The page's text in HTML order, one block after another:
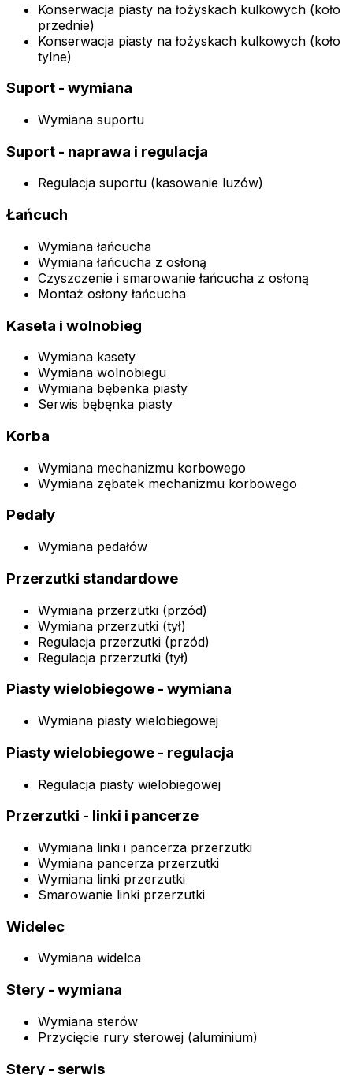
Konserwacja piasty na łożyskach kulkowych (koło
przednie)
Konserwacja piasty na łożyskach kulkowych (koło
tylne)
Suport - wymiana
Wymiana suportu
Suport - naprawa i regulacja
Regulacja suportu (kasowanie luzów)
Łańcuch
Wymiana łańcucha
Wymiana łańcucha z osłoną
Czyszczenie i smarowanie łańcucha z osłoną
Montaż osłony łańcucha
Kaseta i wolnobieg
Wymiana kasety
Wymiana wolnobiegu
Wymiana bębenka piasty
Serwis bębęnka piasty
Korba
Wymiana mechanizmu korbowego
Wymiana zębatek mechanizmu korbowego
Pedały
Wymiana pedałów
Przerzutki standardowe
Wymiana przerzutki (przód)
Wymiana przerzutki (tył)
Regulacja przerzutki (przód)
Regulacja przerzutki (tył)
Piasty wielobiegowe - wymiana
Wymiana piasty wielobiegowej
Piasty wielobiegowe - regulacja
Regulacja piasty wielobiegowej
Przerzutki - linki i pancerze
Wymiana linki i pancerza przerzutki
Wymiana pancerza przerzutki
Wymiana linki przerzutki
Smarowanie linki przerzutki
Widelec
Wymiana widelca
Stery - wymiana
Wymiana sterów
Przycięcie rury sterowej (aluminium)
Stery - serwis